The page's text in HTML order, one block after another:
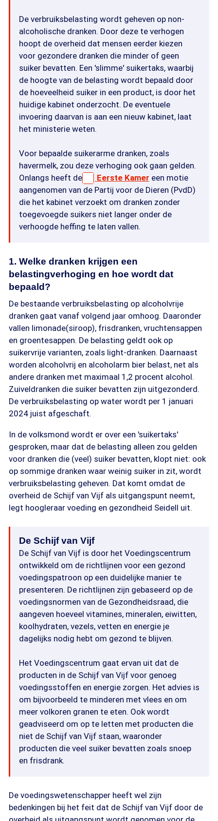
De verbruiksbelasting wordt geheven op non-
alcoholische dranken. Door deze te verhogen
hoopt de overheid dat mensen eerder kiezen
voor gezondere dranken die minder of geen
suiker bevatten. Een 'slimme' suikertaks, waarbij
de hoogte van de belasting wordt bepaald door
de hoeveelheid suiker in een product, is door het
huidige kabinet onderzocht. De eventuele
invoering daarvan is aan een nieuw kabinet, laat
het ministerie weten.
Voor bepaalde suikerarme dranken, zoals
havermelk, zou deze verhoging ook gaan gelden.
Onlangs heeft de
Eerste Kamer een motie
aangenomen van de Partij voor de Dieren (PvdD)
die het kabinet verzoekt om dranken zonder
toegevoegde suikers niet langer onder de
verhoogde heffing te laten vallen.
1. Welke dranken krijgen een
belastingverhoging en hoe wordt dat
bepaald?
De bestaande verbruiksbelasting op alcoholvrije
dranken gaat vanaf volgend jaar omhoog. Daaronder
vallen limonade(siroop), frisdranken, vruchtensappen
en groentesappen. De belasting geldt ook op
suikervrije varianten, zoals light-dranken. Daarnaast
worden alcoholvrij en alcoholarm bier belast, net als
andere dranken met maximaal 1,2 procent alcohol.
Zuiveldranken die suiker bevatten zijn uitgezonderd.
De verbruiksbelasting op water wordt per 1 januari
2024 juist afgeschaft.
In de volksmond wordt er over een 'suikertaks'
gesproken, maar dat de belasting alleen zou gelden
voor dranken die (veel) suiker bevatten, klopt niet: ook
op sommige dranken waar weinig suiker in zit, wordt
verbruiksbelasting geheven. Dat komt omdat de
overheid de Schijf van Vijf als uitgangspunt neemt,
legt hoogleraar voeding en gezondheid Seidell uit.
De Schijf van Vijf
De Schijf van Vijf is door het Voedingscentrum
ontwikkeld om de richtlijnen voor een gezond
voedingspatroon op een duidelijke manier te
presenteren. De richtlijnen zijn gebaseerd op de
voedingsnormen van de Gezondheidsraad, die
aangeven hoeveel vitamines, mineralen, eiwitten,
koolhydraten, vezels, vetten en energie je
dagelijks nodig hebt om gezond te blijven.
Het Voedingscentrum gaat ervan uit dat de
producten in de Schijf van Vijf voor genoeg
voedingsstoffen en energie zorgen. Het advies is
om bijvoorbeeld te minderen met vlees en om
meer volkoren granen te eten. Ook wordt
geadviseerd om op te letten met producten die
niet de Schijf van Vijf staan, waaronder
producten die veel suiker bevatten zoals snoep
en frisdrank.
De voedingswetenschapper heeft wel zijn
bedenkingen bij het feit dat de Schijf van Vijf door de